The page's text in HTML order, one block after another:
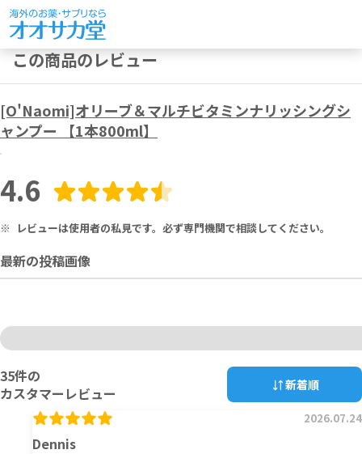
この商品のレビュー
[O'Naomi]オリーブ＆マルチビタミンナリッシングシ
ャンプー 【1本800ml】
4.6
※ レビューは使用者の私見です。必ず専門機関で相談してください。
最新の投稿画像
35件の
カスタマーレビュー
新着順
Dennis
2026.07.24